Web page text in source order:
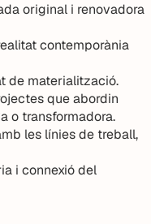
original i renovadora
contemporània
de materialització.
que abordin
o transformadora.
les línies de treball,
i connexió del